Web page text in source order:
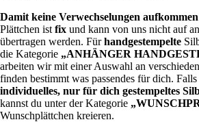
Damit keine Verwechselungen aufkommen
Plättchen ist fix und kann von uns nicht auf
übertragen werden. Fürhandgestempelte
die Kategorie „ANHÄNGER
arbeiten wir mit einer Auswahl an
finden bestimmt was passendes für dich.
individuelles, nur für dich gestempeltes
kannst du unter der Kategorie
Wunschplättchen kreieren.